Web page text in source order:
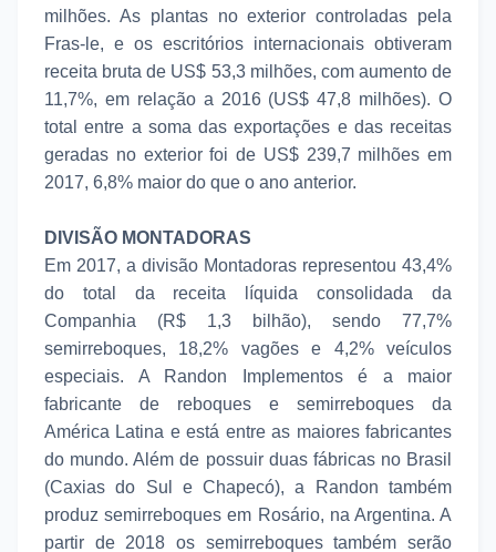
milhões. As plantas no exterior controladas pela
Fras-le, e os escritórios internacionais obtiveram
receita bruta de US$ 53,3 milhões, com aumento de
11,7%, em relação a 2016 (US$ 47,8 milhões). O
total entre a soma das exportações e das receitas
geradas no exterior foi de US$ 239,7 milhões em
2017, 6,8% maior do que o ano anterior.
DIVISÃO MONTADORAS
Em 2017, a divisão Montadoras representou 43,4%
do total da receita líquida consolidada da
Companhia (R$ 1,3 bilhão), sendo 77,7%
semirreboques, 18,2% vagões e 4,2% veículos
especiais. A Randon Implementos é a maior
fabricante de reboques e semirreboques da
América Latina e está entre as maiores fabricantes
do mundo. Além de possuir duas fábricas no Brasil
(Caxias do Sul e Chapecó), a Randon também
produz semirreboques em Rosário, na Argentina. A
partir de 2018 os semirreboques também serão